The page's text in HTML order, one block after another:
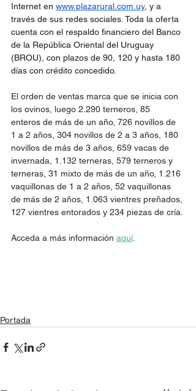
Internet en www.plazarural.com.uy , y a
través de sus redes sociales. Toda la oferta
cuenta con el respaldo financiero del Banco
de la República Oriental del Uruguay
(BROU), con plazos de 90, 120 y hasta 180
días con crédito concedido.
El orden de ventas marca que se inicia con
los ovinos, luego 2.290 terneros, 85
enteros de más de un año, 726 novillos de
1 a 2 años, 304 novillos de 2 a 3 años, 180
novillos de más de 3 años, 659 vacas de
invernada, 1.132 terneras, 579 terneros y
terneras, 31 mixto de más de un año, 1.216
vaquillonas de 1 a 2 años, 52 vaquillonas
de más de 2 años, 1.063 vientres preñados,
127 vientres entorados y 234 piezas de cría.
Acceda a más información aquí.
Portada